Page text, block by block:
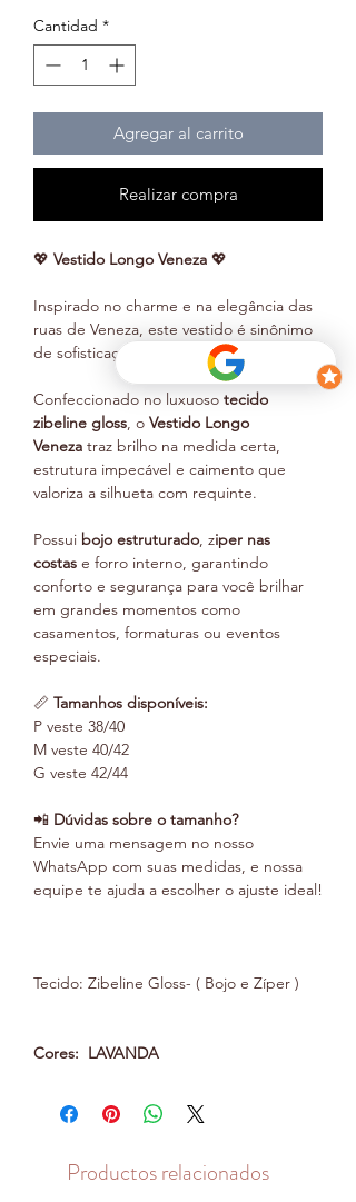
Cantidad *
Agregar al carrito
Realizar compra
💖 Vestido Longo Veneza 💖
Inspirado no charme e na elegância das
ruas de Veneza, este vestido é sinônimo
de sofisticação.
Confeccionado no luxuoso tecido
zibeline gloss, o Vestido Longo
Veneza traz brilho na medida certa,
estrutura impecável e caimento que
valoriza a silhueta com requinte.
Possui bojo estruturado, ziper nas
costas e forro interno, garantindo
conforto e segurança para você brilhar
em grandes momentos como
casamentos, formaturas ou eventos
especiais.
📏 Tamanhos disponíveis:
P veste 38/40
M veste 40/42
G veste 42/44
📲 Dúvidas sobre o tamanho?
Envie uma mensagem no nosso
WhatsApp com suas medidas, e nossa
equipe te ajuda a escolher o ajuste ideal!
Tecido: Zibeline Gloss- ( Bojo e Zíper )
Cores: LAVANDA
Productos relacionados